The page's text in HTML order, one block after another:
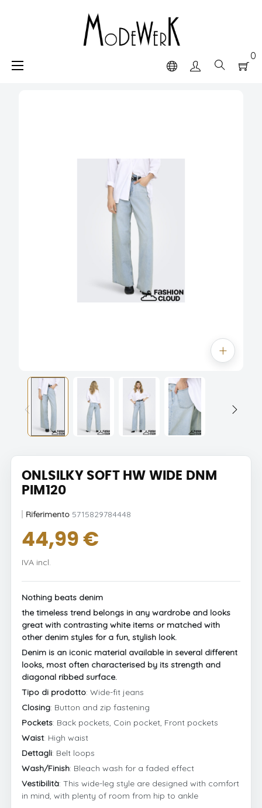
0
navigazione
☰
ONLSILKY SOFT HW WIDE DNM
PIM120
Riferimento 5715829784448
44,99 €
IVA incl.
Nothing beats denim
the timeless trend belongs in any wardrobe and looks
great with contrasting white items or matched with
other denim styles for a fun, stylish look.
Denim is an iconic material available in several different
looks, most often characterised by its strength and
diagonal ribbed surface.
Tipo di prodotto: Wide-fit jeans
Closing: Button and zip fastening
Pockets: Back pockets, Coin pocket, Front pockets
Waist: High waist
Dettagli: Belt loops
Wash/Finish: Bleach wash for a faded effect
Vestibilità: This wide-leg style are designed with comfort
in mind, with plenty of room from hip to ankle